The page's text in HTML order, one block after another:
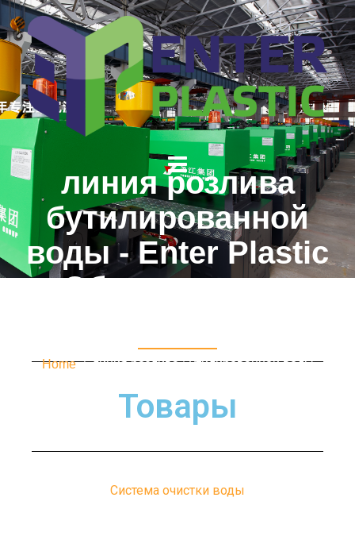
линия розлива
бутилированной
воды - Enter Plastic
Оборудования
Home/ линия розлива бутилированной воды
Товары
Система очистки воды